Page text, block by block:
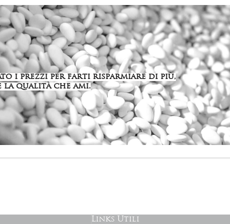
Links Utili
i prezzi per farti risparmiare di più,
la qualità che ami.